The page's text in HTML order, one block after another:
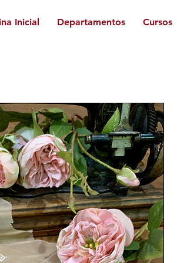
Inicial Departamentos Cursos